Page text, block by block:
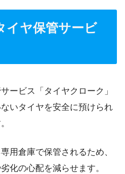
イヤ保管サービ
ービス「タイヤクローク」
いタイヤを安全に預けられ
用倉庫で保管されるため、
化の心配を減らせます。